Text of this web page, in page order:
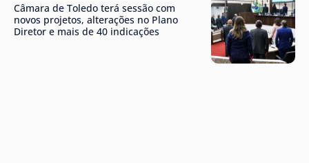
Câmara de Toledo terá sessão com
novos projetos, alterações no Plano
Diretor e mais de 40 indicações